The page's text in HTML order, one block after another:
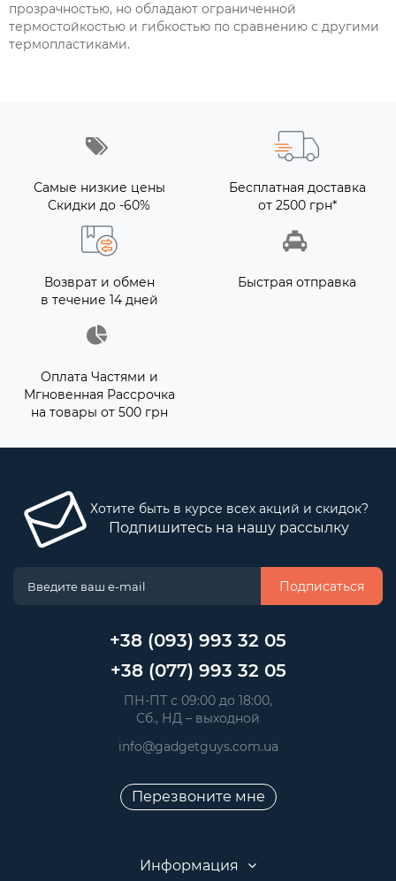
прозрачностью, но обладают ограниченной
термостойкостью и гибкостью по сравнению с другими
термопластиками.
Самые низкие цены
Скидки до -60%
Бесплатная доставка
от 2500 грн*
Возврат и обмен
в течение 14 дней
Быстрая отправка
Оплата Частями и
Мгновенная Рассрочка
на товары от 500 грн
Хотите быть в курсе всех акций и скидок?
Подпишитесь на нашу рассылку
Подписаться
+38 (093) 993 32 05
+38 (077) 993 32 05
ПН-ПТ с 09:00 до 18:00,
Сб., НД – выходной
info@gadgetguys.com.ua
Перезвоните мне
Информация